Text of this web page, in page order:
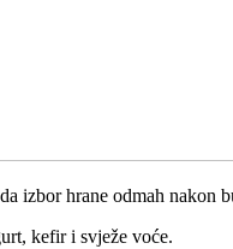
hrane odmah nakon
kefir i svježe voće.